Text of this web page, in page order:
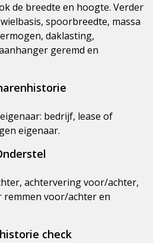
de breedte en hoogte. Verder
spoorbreedte, massa
daklasting,
geremd en
bedrijf, lease of
eigenaar.
achtervering voor/achter,
voor/achter en
check